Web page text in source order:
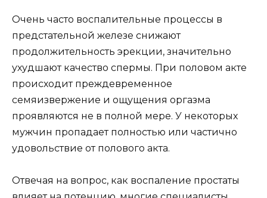
Очень часто воспалительные процессы в
предстательной железе снижают
продолжительность эрекции, значительно
ухудшают качество спермы. При половом акте
происходит преждевременное
семяизвержение и ощущения оргазма
проявляются не в полной мере. У некоторых
мужчин пропадает полностью или частично
удовольствие от полового акта.
Отвечая на вопрос, как воспаление простаты